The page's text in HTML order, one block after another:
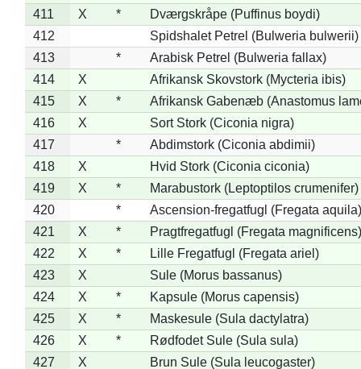
411
X *
Dværgskråpe (Puffinus boydi)
412
Spidshalet Petrel (Bulweria bulwerii)
413
*
Arabisk Petrel (Bulweria fallax)
414
X
Afrikansk Skovstork (Mycteria ibis)
415
X *
Afrikansk Gabenæb (Anastomus
416
X
Sort Stork (Ciconia nigra)
417
*
Abdimstork (Ciconia abdimii)
418
X
Hvid Stork (Ciconia ciconia)
419
X *
Marabustork (Leptoptilos crumenifer)
420
*
Ascension-fregatfugl (Fregata aquila)
421
X *
Pragtfregatfugl (Fregata magnificens)
422
X *
Lille Fregatfugl (Fregata ariel)
423
X
Sule (Morus bassanus)
424
X *
Kapsule (Morus capensis)
425
X *
Maskesule (Sula dactylatra)
426
X *
Rødfodet Sule (Sula sula)
427
X
Brun Sule (Sula leucogaster)